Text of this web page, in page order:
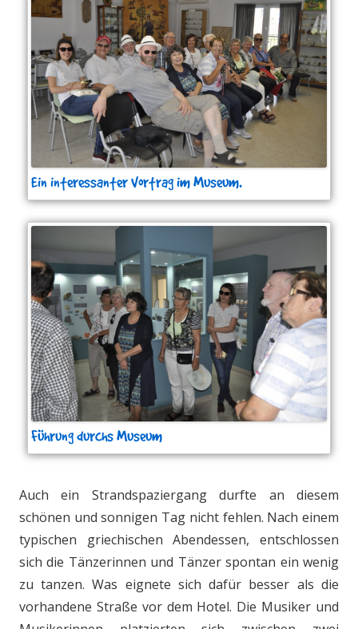
Ein interessanter Vortrag im Museum.
Führung durchs Museum
Auch ein Strandspaziergang durfte an diesem
schönen und sonnigen Tag nicht fehlen. Nach einem
typischen griechischen Abendessen, entschlossen
sich die Tänzerinnen und Tänzer spontan ein wenig
zu tanzen. Was eignete sich dafür besser als die
vorhandene Straße vor dem Hotel. Die Musiker und